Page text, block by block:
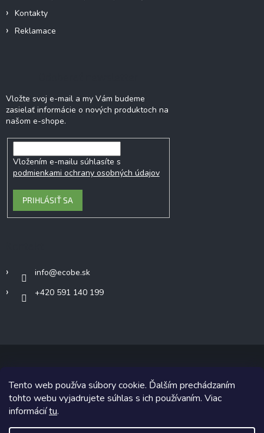
Tento web používa súbory cookie. Ďalším prechádzaním
tohto webu vyjadrujete súhlas s ich používaním. Viac
informáciítu.
Kontakty
Reklamace
Vložte svoj e-mail a my Vám budeme
zasielať informácie o nových produktoch na
našom e-shope.
Vložením e-mailu súhlasíte s
podmienkami ochrany osobných údajov
PRIHLÁSIŤ SA
info@ecobe.sk
+420 591 140 199
Copyright 2026Ecobe.sk. Všetky práva vyhradené.
Grafický návrh vytvoril a na Shoptet implementoval
Shoptetak.cz.